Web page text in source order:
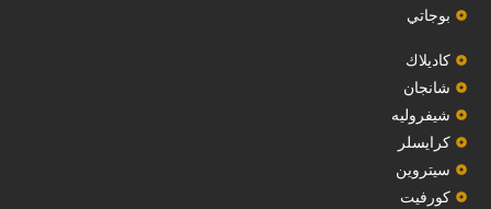
بوجاتي
كاديلاك
‏شانجان‏
شيفروليه
‏كرايسلر‏
سيتروين
‏كورفيت‏